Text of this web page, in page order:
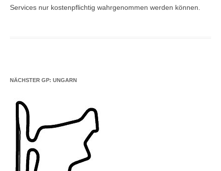
Services nur kostenpflichtig wahrgenommen werden können.
NÄCHSTER GP: UNGARN